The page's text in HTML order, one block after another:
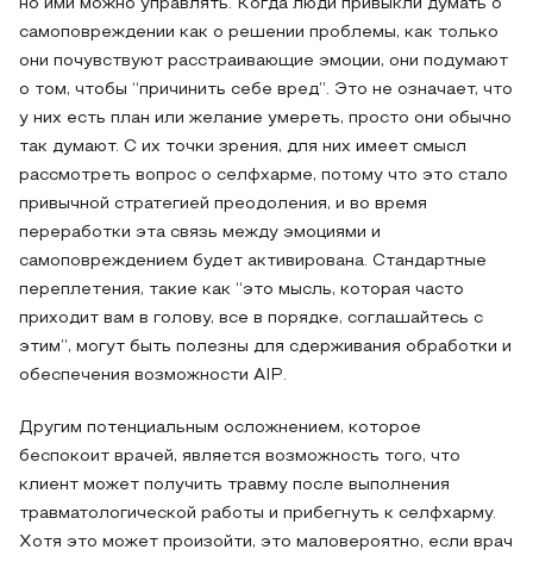
но ими можно управлять. Когда люди привыкли думать о
самоповреждении как о решении проблемы, как только
они почувствуют расстраивающие эмоции, они подумают
о том, чтобы “причинить себе вред”. Это не означает, что
у них есть план или желание умереть, просто они обычно
так думают. С их точки зрения, для них имеет смысл
рассмотреть вопрос о селфхарме, потому что это стало
привычной стратегией преодоления, и во время
переработки эта связь между эмоциями и
самоповреждением будет активирована. Стандартные
переплетения, такие как “это мысль, которая часто
приходит вам в голову, все в порядке, соглашайтесь с
этим”, могут быть полезны для сдерживания обработки и
обеспечения возможности AIP.
Другим потенциальным осложнением, которое
беспокоит врачей, является возможность того, что
клиент может получить травму после выполнения
травматологической работы и прибегнуть к селфхарму.
Хотя это может произойти, это маловероятно, если врач